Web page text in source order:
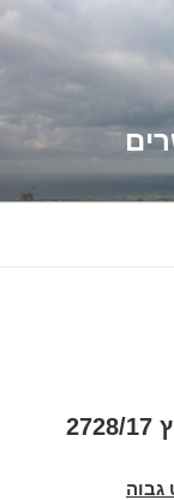
גבוה